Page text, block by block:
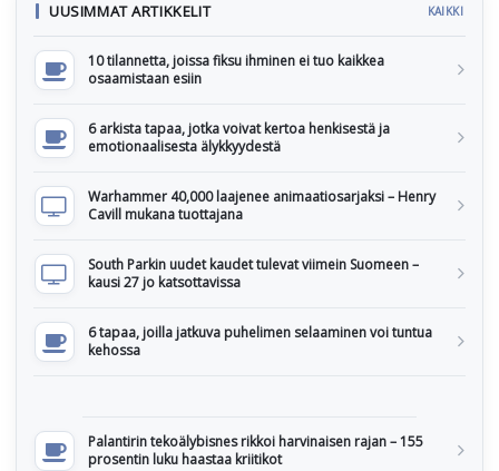
UUSIMMAT ARTIKKELIT KAIKKI
10 tilannetta, joissa fiksu ihminen ei tuo kaikkea
osaamistaan esiin
6 arkista tapaa, jotka voivat kertoa henkisestä ja
emotionaalisesta älykkyydestä
Warhammer 40,000 laajenee animaatiosarjaksi – Henry
Cavill mukana tuottajana
South Parkin uudet kaudet tulevat viimein Suomeen –
kausi 27 jo katsottavissa
6 tapaa, joilla jatkuva puhelimen selaaminen voi tuntua
kehossa
Palantirin tekoälybisnes rikkoi harvinaisen rajan – 155
prosentin luku haastaa kriitikot